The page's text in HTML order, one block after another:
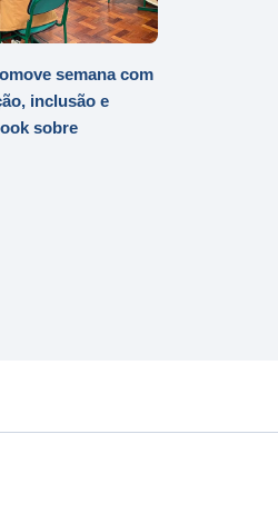
semana com
inclusão e
sobre